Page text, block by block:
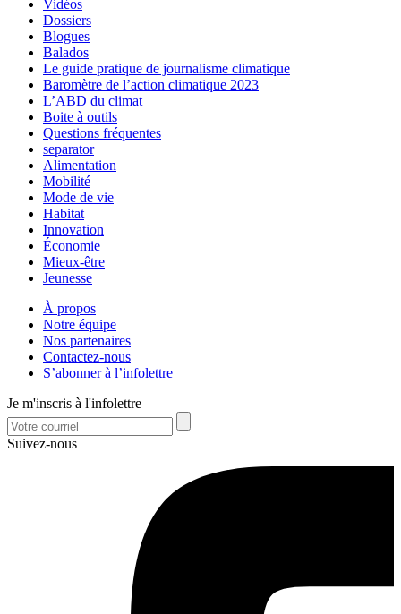
Vidéos
Dossiers
Blogues
Balados
Le guide pratique de journalisme climatique
Baromètre de l’action climatique 2023
L’ABD du climat
Boite à outils
Questions fréquentes
separator
Alimentation
Mobilité
Mode de vie
Habitat
Innovation
Économie
Mieux-être
Jeunesse
À propos
Notre équipe
Nos partenaires
Contactez-nous
S’abonner à l’infolettre
Je m'inscris à l'infolettre
Suivez-nous